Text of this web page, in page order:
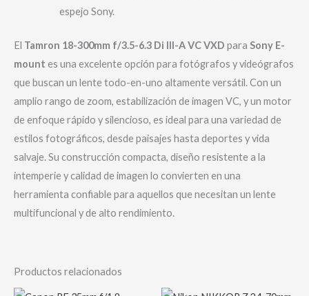
espejo Sony.
El Tamron 18-300mm f/3.5-6.3 Di III-A VC VXD para Sony E-
mount es una excelente opción para fotógrafos y videógrafos
que buscan un lente todo-en-uno altamente versátil. Con un
amplio rango de zoom, estabilización de imagen VC, y un motor
de enfoque rápido y silencioso, es ideal para una variedad de
estilos fotográficos, desde paisajes hasta deportes y vida
salvaje. Su construcción compacta, diseño resistente a la
intemperie y calidad de imagen lo convierten en una
herramienta confiable para aquellos que necesitan un lente
multifuncional y de alto rendimiento.
Productos relacionados